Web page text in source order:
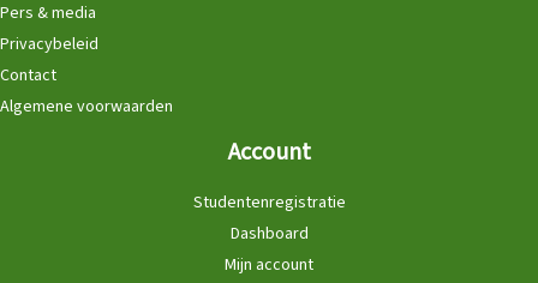
Pers & media
Privacybeleid
Contact
Algemene voorwaarden
Account
Studentenregistratie
Dashboard
Mijn account